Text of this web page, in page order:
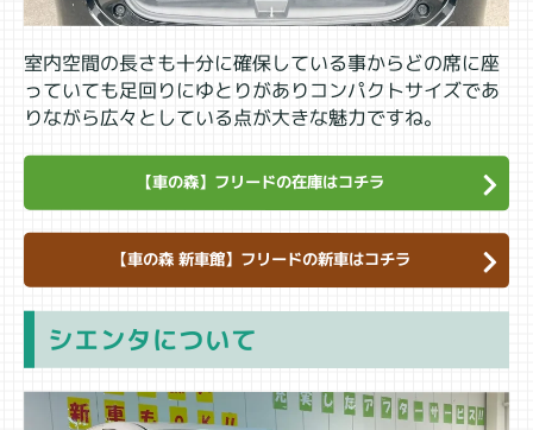
室内空間の長さも十分に確保している事からどの席に座
っていても足回りにゆとりがありコンパクトサイズであ
りながら広々としている点が大きな魅力ですね。
【車の森】フリードの在庫はコチラ
【車の森 新車館】フリードの新車はコチラ
シエンタについて